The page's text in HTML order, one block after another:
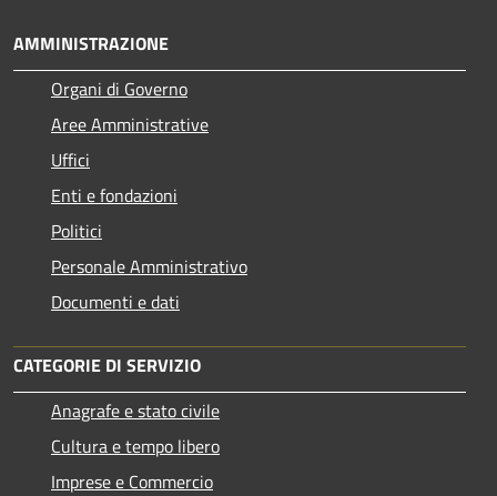
AMMINISTRAZIONE
Organi di Governo
Aree Amministrative
Uffici
Enti e fondazioni
Politici
Personale Amministrativo
Documenti e dati
CATEGORIE DI SERVIZIO
Anagrafe e stato civile
Cultura e tempo libero
Imprese e Commercio